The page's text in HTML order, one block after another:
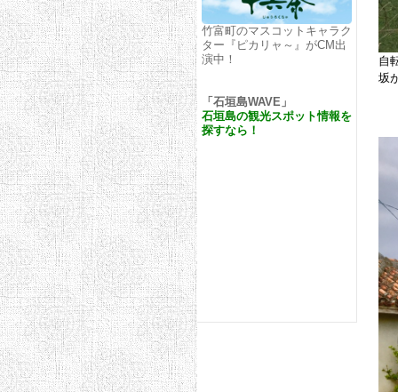
自
坂
竹富町のマスコットキャラク
ター『ピカリャ～』がCM出
演中！
「石垣島WAVE」
石垣島の観光スポット情報を
探すなら！